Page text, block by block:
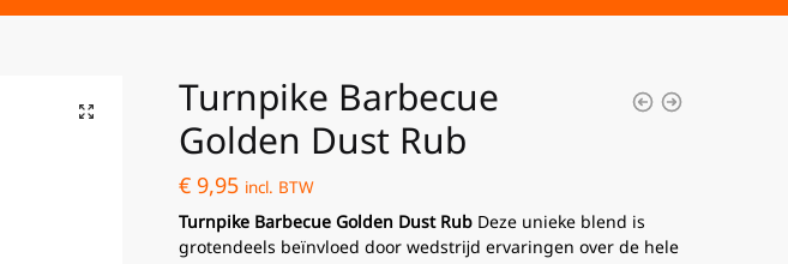
Turnpike Barbecue
Golden Dust Rub
€9,95 incl. BTW
Turnpike Barbecue Golden Dust Rub Deze unieke blend is
grotendeels beïnvloed door wedstrĳd ervaringen over de hele